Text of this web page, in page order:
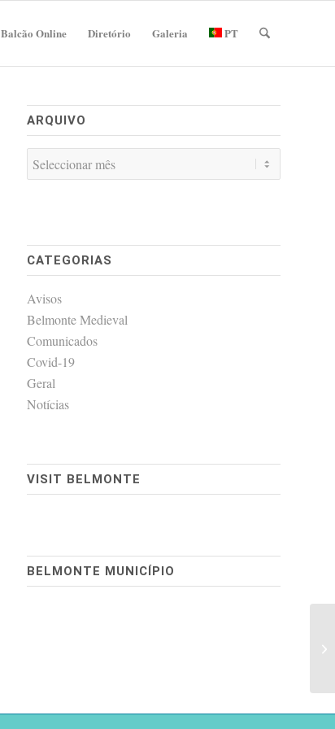
Balcão Online Diretório Galeria PT
ARQUIVO
CATEGORIAS
Avisos
Belmonte Medieval
Comunicados
Covid-19
Geral
Notícias
VISIT BELMONTE
BELMONTE MUNICÍPIO